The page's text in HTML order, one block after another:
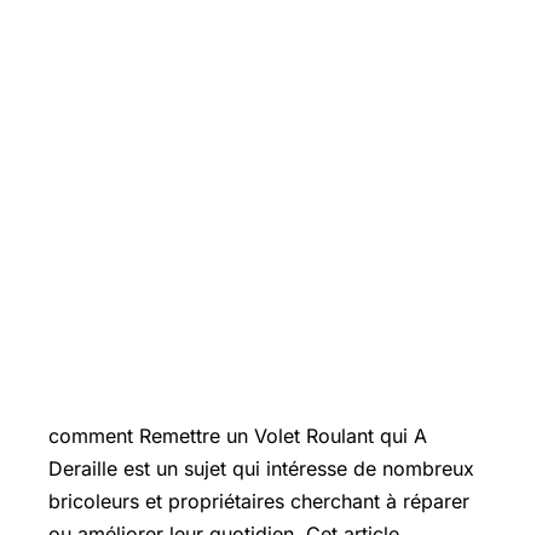
comment Remettre un Volet Roulant qui A
Deraille est un sujet qui intéresse de nombreux
bricoleurs et propriétaires cherchant à réparer